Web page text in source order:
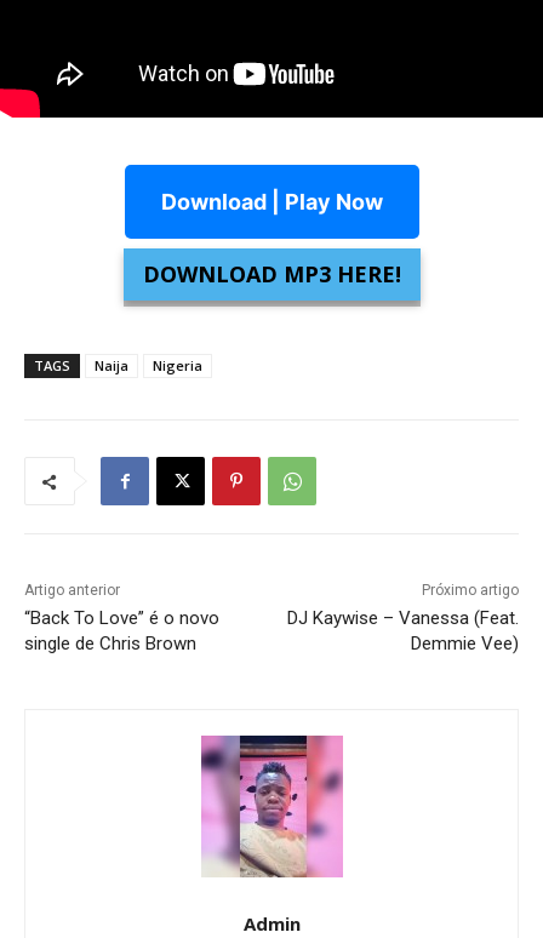
Download | Play Now
DOWNLOAD MP3 HERE!
TAGS Naija Nigeria
Artigo anterior
“Back To Love” é o novo
single de Chris Brown
Próximo artigo
DJ Kaywise – Vanessa (Feat.
Demmie Vee)
Admin